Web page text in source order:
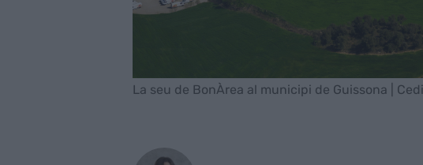
La seu de BonÀrea al municipi de Guissona |